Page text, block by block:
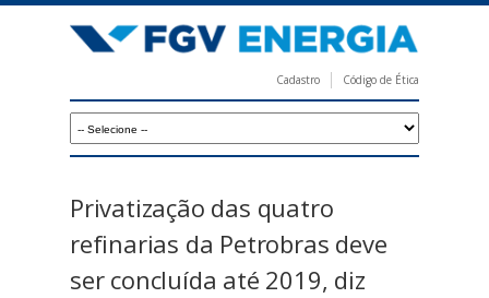
para
principal
V
e
r
Cadastro Código de Ética
Privatização das quatro
refinarias da Petrobras deve
ser concluída até 2019, diz